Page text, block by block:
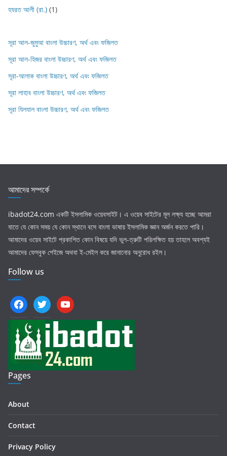
হযরত আলী (রা.) (1)
সূরা আল-জুমুআ বাংলা উচ্চারণ, অর্থ এবং ফজিলত
সূরা আল-হিজর বাংলা উচ্চারণ, অর্থ এবং ফজিলত
সূরা-আলাক বাংলা উচ্চারণ, অর্থ এবং ফজিলত
সূরা লাহাব‌‌‌ বাংলা উচ্চারণ, অর্থ এবং ফজিলত
সূরা যিলযাল বাংলা উচ্চারণ, অর্থ এবং ফজিলত
আমাদের সম্পর্কে
ibadot24.com একটি ইসলামিক ওয়েবসাইট। এ ওয়েব সাইটের মূল লক্ষ্য হচ্ছে আমরা
যাতে যে কোন সময় যে কোন স্থানে বসে বাংলা ভাষায় ইসলামিক জ্ঞান অর্জন করতে পারি।
আমাদের ওয়েব সাইটে প্রকাশিত কোন বিষয়ে যদি ভুল-ত্রুটি পরিলক্ষিত হয় তাহলে অবশ্যই
আমাদের ফেসবুক পেইজে অথবা ই-মেইল করে জানানোর অনুরোধ রইল।
Follow us
facebooktwitter youtube
Pages
About
Contact
Privacy Policy